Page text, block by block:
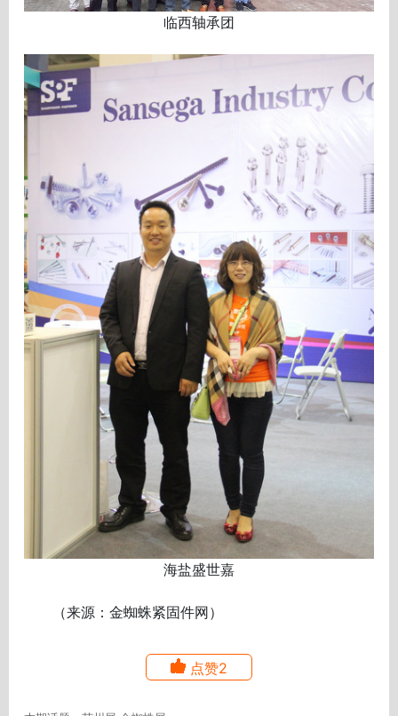
临西轴承团
海盐盛世嘉
（来源：金蜘蛛紧固件网）
点赞2